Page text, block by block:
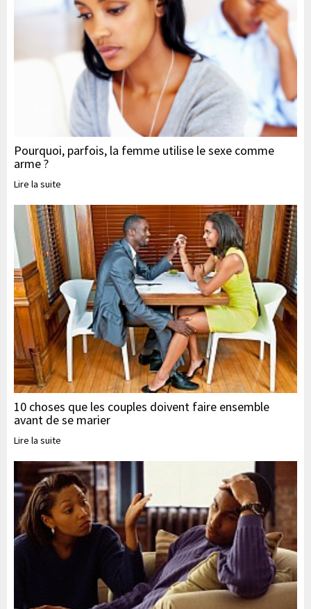
Pourquoi, parfois, la femme utilise le sexe comme
arme ?
Lire la suite
10 choses que les couples doivent faire ensemble
avant de se marier
Lire la suite